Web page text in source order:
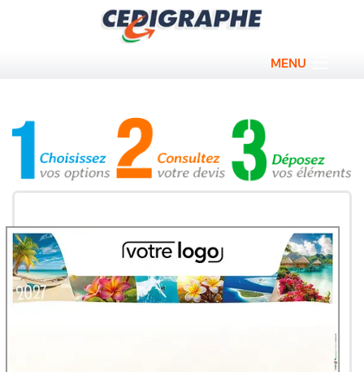
MENU
Cahiers sur mesure
Bloc couverture personnalisé
Sous-main personnalisés
Promos